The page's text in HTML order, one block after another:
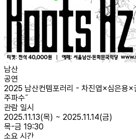
남산
공연
2025 남산컨템포러리 - 차진엽×심은용×
주파수˝
관람 일시
2025.11.13(목) ~ 2025.11.14(금)
목-금 19:30
소요 시간